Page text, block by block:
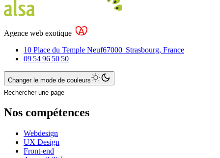
Agence web exotique
10 Place du Temple Neuf67000 Strasbourg, France
09 54 96 50 50
Changer le mode de couleurs
Rechercher une page
Nos compétences
Webdesign
UX Design
Front-end